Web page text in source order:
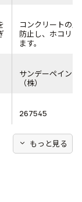
コンクリートの摩
防止し、ホコリを
ます。
サンデーペイント
（株）
267545
expand_more もっと見る